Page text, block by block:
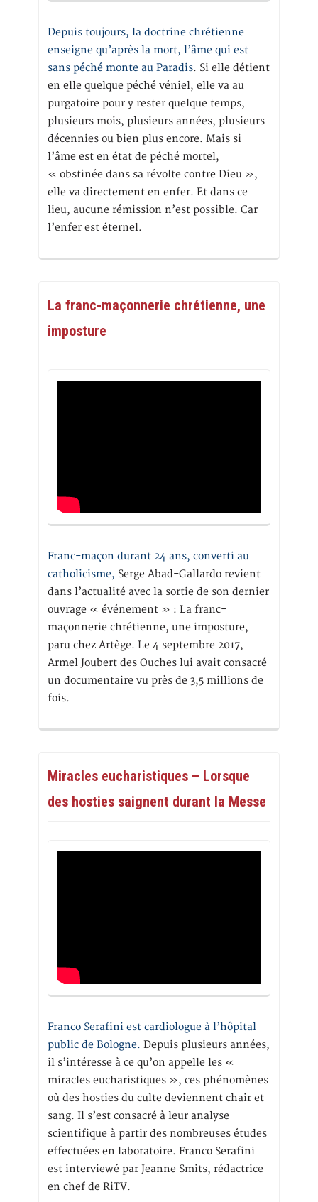
Depuis toujours, la doctrine chrétienne
enseigne qu’après la mort, l’âme qui est
sans péché monte au Paradis. Si elle détient
en elle quelque péché véniel, elle va au
purgatoire pour y rester quelque temps,
plusieurs mois, plusieurs années, plusieurs
décennies ou bien plus encore. Mais si
l’âme est en état de péché mortel,
« obstinée dans sa révolte contre Dieu »,
elle va directement en enfer. Et dans ce
lieu, aucune rémission n’est possible. Car
l’enfer est éternel.
La franc-maçonnerie chrétienne, une
imposture
Franc-maçon durant 24 ans, converti au
catholicisme, Serge Abad-Gallardo revient
dans l’actualité avec la sortie de son dernier
ouvrage « événement » : La franc-
maçonnerie chrétienne, une imposture,
paru chez Artège. Le 4 septembre 2017,
Armel Joubert des Ouches lui avait consacré
un documentaire vu près de 3,5 millions de
fois.
Miracles eucharistiques – Lorsque
des hosties saignent durant la Messe
Franco Serafini est cardiologue à l’hôpital
public de Bologne. Depuis plusieurs années,
il s’intéresse à ce qu’on appelle les «
miracles eucharistiques », ces phénomènes
où des hosties du culte deviennent chair et
sang. Il s’est consacré à leur analyse
scientifique à partir des nombreuses études
effectuées en laboratoire. Franco Serafini
est interviewé par Jeanne Smits, rédactrice
en chef de RiTV.